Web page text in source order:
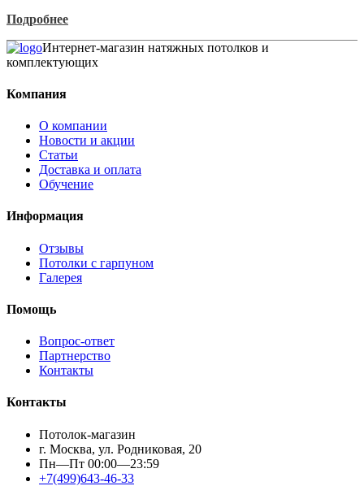
Подробнее
Интернет-магазин натяжных потолков и
комплектующих
Компания
О компании
Новости и акции
Статьи
Доставка и оплата
Обучение
Информация
Отзывы
Потолки с гарпуном
Галерея
Помощь
Вопрос-ответ
Партнерство
Контакты
Контакты
Потолок-магазин
г. Москва, ул. Родниковая, 20
Пн—Пт 00:00—23:59
+7(499)643-46-33